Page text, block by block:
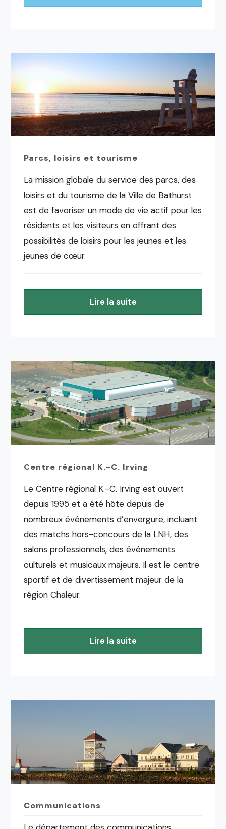
Parcs, loisirs et tourisme
La mission globale du service des parcs, des
loisirs et du tourisme de la Ville de Bathurst
est de favoriser un mode de vie actif pour les
résidents et les visiteurs en offrant des
possibilités de loisirs pour les jeunes et les
jeunes de cœur.
Lire la suite
Centre régional K.-C. Irving
Le Centre régional K.-C. Irving est ouvert
depuis 1995 et a été hôte depuis de
nombreux événements d’envergure, incluant
des matchs hors-concours de la LNH, des
salons professionnels, des événements
culturels et musicaux majeurs. Il est le centre
sportif et de divertissement majeur de la
région Chaleur.
Lire la suite
Communications